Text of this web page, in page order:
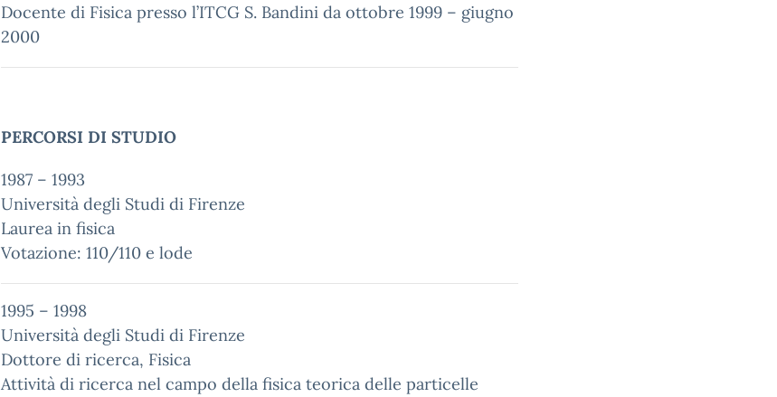
Docente di Fisica presso l’ITCG S. Bandini da ottobre 1999 – giugno
2000
PERCORSI DI STUDIO
1987 – 1993
Università degli Studi di Firenze
Laurea in fisica
Votazione: 110/110 e lode
1995 – 1998
Università degli Studi di Firenze
Dottore di ricerca, Fisica
Attività di ricerca nel campo della fisica teorica delle particelle